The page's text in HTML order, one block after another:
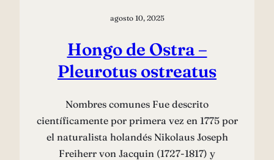
agosto 10, 2025
Hongo de Ostra –
Pleurotus ostreatus
Nombres comunes Fue descrito
científicamente por primera vez en 1775 por
el naturalista holandés Nikolaus Joseph
Freiherr von Jacquin (1727-1817) y